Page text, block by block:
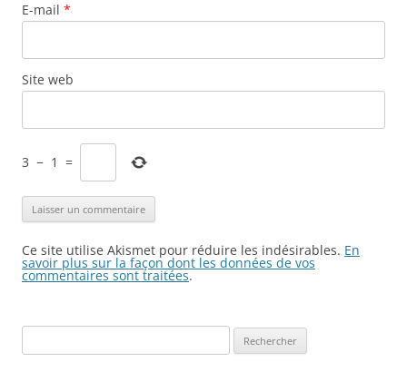
E-mail *
Site web
3 − 1 =
Ce site utilise Akismet pour réduire les indésirables. En
savoir plus sur la façon dont les données de vos
commentaires sont traitées.